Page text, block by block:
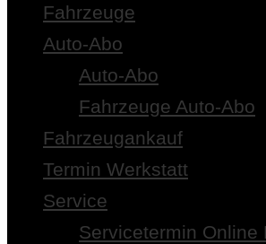
Fahrzeuge
Auto-Abo
Auto-Abo
Fahrzeuge Auto-Abo
Fahrzeugankauf
Termin Werkstatt
Service
Servicetermin Online